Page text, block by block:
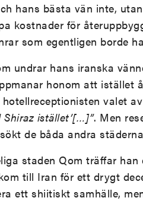
hans bästa vän inte,
kostnader för
som egentligen borde
undrar hans iranska
honom att istället
valet
istället’[…]”. Men
de båda andra
staden Qom träffar
till Iran för ett drygt
ett shiitiskt samhälle,